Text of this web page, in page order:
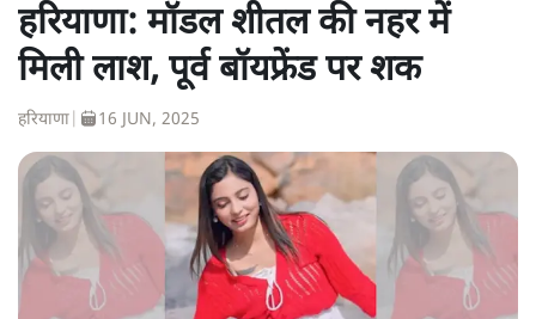
हरियाणा: मॉडल शीतल की नहर में
मिली लाश, पूर्व बॉयफ्रेंड पर शक
हरियाणा 16 JUN, 2025